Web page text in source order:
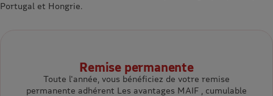
Portugal et Hongrie.
Remise permanente
Toute l'année, vous bénéficiez de votre remise
permanente adhérent Les avantages MAIF , cumulable